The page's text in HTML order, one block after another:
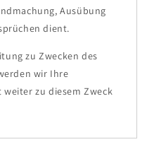
Ausübung
dient.
zu Zwecken des
wir Ihre
zu diesem Zweck